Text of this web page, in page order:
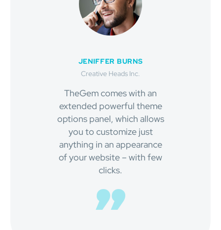
JENIFFER BURNS
Creative Heads Inc.
TheGem comes with an
extended powerful theme
options panel, which allows
you to customize just
anything in an appearance
of your website – with few
clicks.